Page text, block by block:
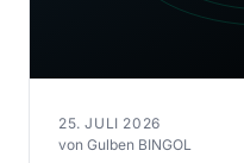
25. JULI 2026
von Gulben BINGOL